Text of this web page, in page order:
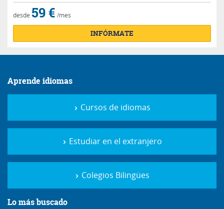
desde 59 € /mes
INFÓRMATE
Aprende idiomas
Cursos de idiomas
Estudiar en el extranjero
Colegios Bilingües
Lo más buscado